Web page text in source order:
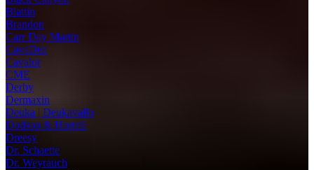
Blattin
Brandon
Carr Day Martin
CavaDea
Cavalor
CME
Derby
Dermaxin
Deuka | Deukavallo
Dodson & Horrell
Dreesy
Dr. Schaette
Dr. Weyrauch